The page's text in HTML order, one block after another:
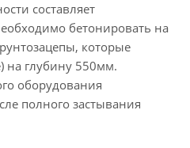
составляет
бетонировать на
которые
на глубину 550мм.
оборудования
полного застывания